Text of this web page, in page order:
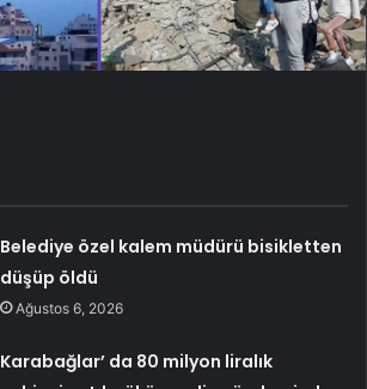
Belediye özel kalem müdürü bisikletten
düşüp öldü
Ağustos 6, 2026
Karabağlar’ da 80 milyon liralık